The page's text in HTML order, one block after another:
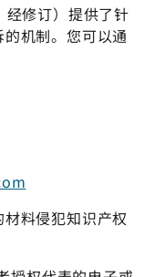
修订）提供了针
机制。您可以通
料侵犯知识产权